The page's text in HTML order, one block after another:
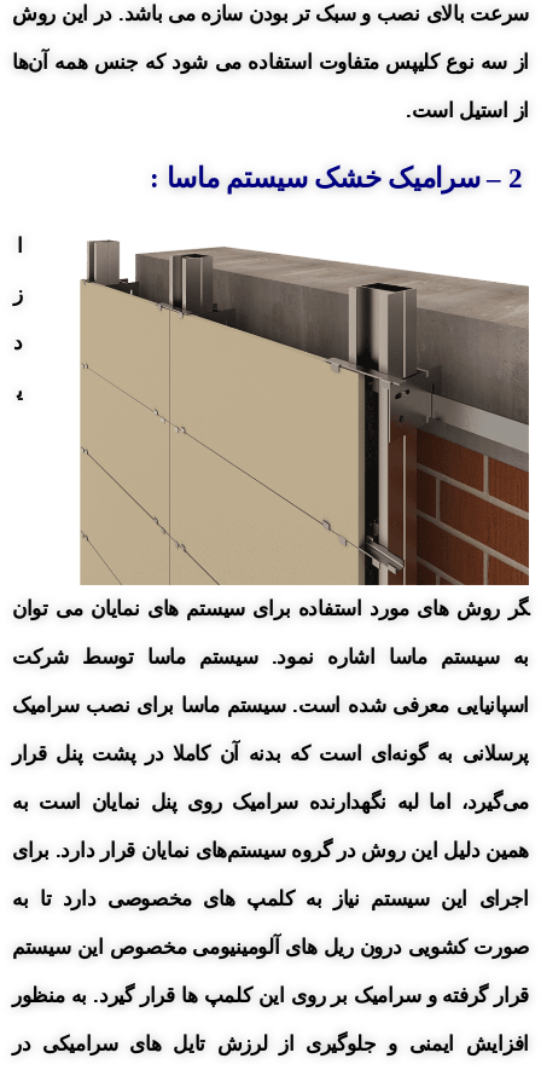
سرعت بالای نصب و سبک تر بودن سازه می باشد. در این روش
از سه نوع کلیپس متفاوت استفادهمی شود که جنس همه آن‌ها
از استیل است.
ز
د
ی
گر روش های مورد استفاده برای سیستم های نمایان می توان
به سیستم ماسا اشاره نمود. سیستم ماسا توسط شرکت
اسپانیایی معرفی شده است. سیستم ماسا برای نصب سرامیک
پرسلانی به گونه‌ای است که بدنه آن کاملا در پشت پنل قرار
می‌گیرد، اما لبه نگهدارنده سرامیک روی پنل نمایان است به
همین دلیل این روش در گروه سیستم‌های نمایان قرار دارد. برای
اجرای این سیستم نیاز به کلمپ های مخصوصی دارد تا به
صورت کشویی درون ریل های آلومینیومی مخصوص این سیستم
قرار گرفته و سرامیک بر روی این کلمپ ها قرار گیرد. به منظور
افزایش ایمنی و جلوگیری از لرزش تایل های سرامیکی در